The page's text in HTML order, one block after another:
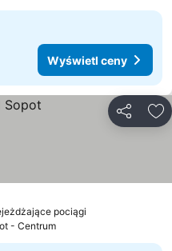
Wyświetl ceny
pociągi
- Centrum